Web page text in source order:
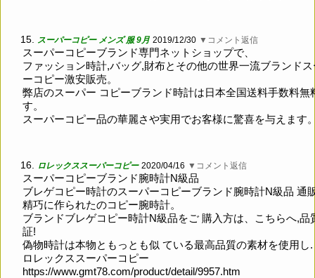
15. スーパーコピー メンズ 服 9月 2019/12/30 ▼コメント返信
スーパーコピーブランド専門ネットショップで、
ファッション時計,バッグ,財布とその他の世界一流ブランド
ーコピー激安販売。
弊店のスーパー コピーブランド時計は日本全国送料手数料無
す。
スーパーコピー品の華麗さや実用でお客様に驚喜を与えます
16. ロレックススーパーコピー 2020/04/16 ▼コメント返信
スーパーコピーブランド腕時計N級品
ブレゲコピー時計のスーパーコピーブランド腕時計N級品 通
精巧に作られたのコピー腕時計。
ブランドブレゲコピー時計N級品をご 購入方は、こちらへ,品
証!
偽物時計は本物ともっとも似 ている最高品質の素材を使用し.
ロレックススーパーコピー
https://www.gmt78.com/product/detail/9957.htm